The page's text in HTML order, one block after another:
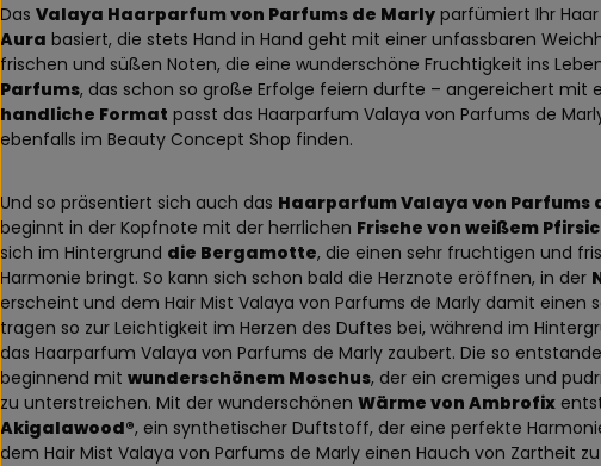
Das Valaya Haarparfum von Parfums de Marly parfümiert Ihr
Aura basiert, die stets Hand in Hand geht mit einer unfassbaren
frischen und süßen Noten, die eine wunderschöne Fruchtigkeit ins
Parfums, das schon so große Erfolge feiern durfte – angereichert mit
handliche Format passt das Haarparfum Valaya von Parfums de
ebenfalls im Beauty Concept Shop finden.
Und so präsentiert sich auch das Haarparfum Valaya von Parfums
beginnt in der Kopfnote mit der herrlichen Frische von weißem
sich im Hintergrund die Bergamotte, die einen sehr fruchtigen und
Harmonie bringt. So kann sich schon bald die Herznote eröffnen, in der
erscheint und dem Hair Mist Valaya von Parfums de Marly damit
tragen so zur Leichtigkeit im Herzen des Duftes bei, während im
das Haarparfum Valaya von Parfums de Marly zaubert. Die so
beginnend mit wunderschönem Moschus, der ein cremiges und
zu unterstreichen. Mit der wunderschönen Wärme von Ambrofix
Akigalawood®, ein synthetischer Duftstoff, der eine perfekte
dem Hair Mist Valaya von Parfums de Marly einen Hauch von Zartheit